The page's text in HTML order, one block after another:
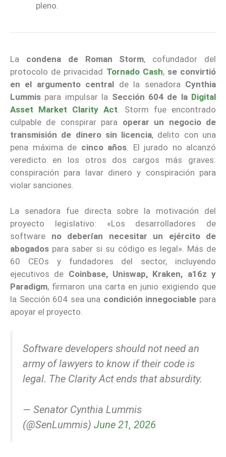
pleno.
La condena de Roman Storm, cofundador del
protocolo de privacidad Tornado Cash, se convirtió
en el argumento central de la senadora Cynthia
Lummis para impulsar la Sección 604 de la Digital
Asset Market Clarity Act. Storm fue encontrado
culpable de conspirar para operar un negocio de
transmisión de dinero sin licencia, delito con una
pena máxima de cinco años. El jurado no alcanzó
veredicto en los otros dos cargos más graves:
conspiración para lavar dinero y conspiración para
violar sanciones.
La senadora fue directa sobre la motivación del
proyecto legislativo: «Los desarrolladores de
software no deberían necesitar un ejército de
abogados para saber si su código es legal». Más de
60 CEOs y fundadores del sector, incluyendo
ejecutivos de Coinbase, Uniswap, Kraken, a16z y
Paradigm, firmaron una carta en junio exigiendo que
la Sección 604 sea una condición innegociable para
apoyar el proyecto.
Software developers should not need an
army of lawyers to know if their code is
legal. The Clarity Act ends that absurdity.
— Senator Cynthia Lummis
(@SenLummis) June 21, 2026